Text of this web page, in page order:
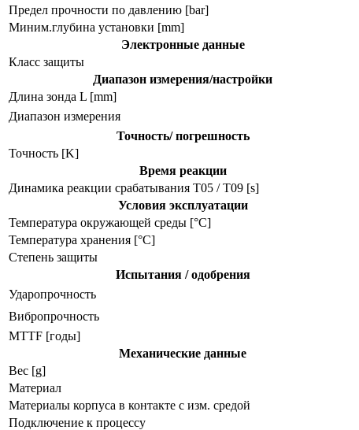
Предел прочности по давлению [bar]
Миним.глубина установки [mm]
Электронные данные
Класс защиты
Диапазон измерения/настройки
Длина зонда L [mm]
Диапазон измерения
Точность/ погрешность
Точность [K]
Время реакции
Динамика реакции срабатывания T05 / T09 [s]
Условия эксплуатации
Температура окружающей среды [°C]
Температура хранения [°C]
Степень защиты
Испытания / одобрения
Ударопрочность
Вибропрочность
MTTF [годы]
Механические данные
Вес [g]
Материал
Материалы корпуса в контакте с изм. средой
Подключение к процессу